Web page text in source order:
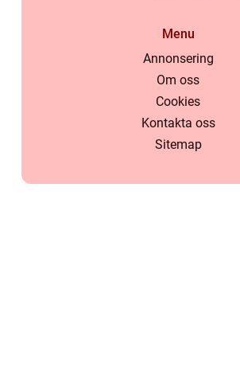
Menu
Annonsering
Om oss
Cookies
Kontakta oss
Sitemap